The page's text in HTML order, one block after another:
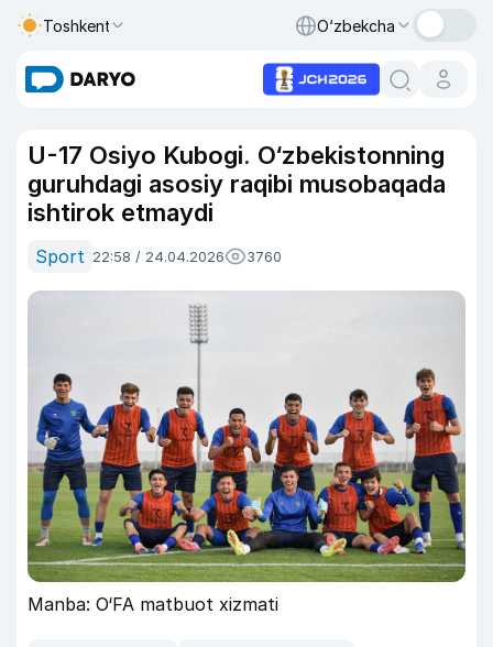
Toshkent O‘zbekcha
U-17 Osiyo Kubogi. O‘zbekistonning
guruhdagi asosiy raqibi musobaqada
ishtirok etmaydi
Sport 22:58 / 24.04.2026 3760
Manba: O‘FA matbuot xizmati